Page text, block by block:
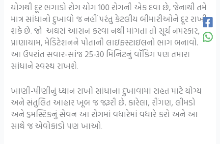
યોગથી દૂર ભગાડો રોગ યોગ 100 રોગની એક દવા છે, જેનાથી તમે
માત્ર સાંધાનો દુખાવો જ નહીં પરંતુ કેટલીય બીમારીઓને દૂર રાખી
શકે છે. જો અઘરાં આસન કરવા નથી માંગતા તો સૂર્ય નમસ્કાર,
પ્રાણાયામ, મેડિટેશનને પોતાની લાઇફસ્ટાઇલનો ભાગ બનાવો.
આ ઉપરાંત સવાર-સાંજ 25-30 મિનિટનું વૉકિંગ પણ તમારા
સાંધાને સ્વસ્થ રાખશે.
ખાણી-પીણીનું ધ્યાન રાખો સાંધાના દુખાવામાં રાહત માટે યોગ્ય
અને સંતુલિત આહાર ખૂબ જ જરૂરી છે. કારેલા, રીંગણ, લીમડો
અને ડ્રમસ્ટિકનું સેવન આ રોગમાં વધારેમાં વધારે કરો અને આ
સાથે જ એવોકાડો પણ ખાઓ.